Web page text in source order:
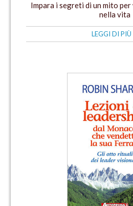
Impara i segreti di un mito
nella vita
LEGGI DI PIÙ